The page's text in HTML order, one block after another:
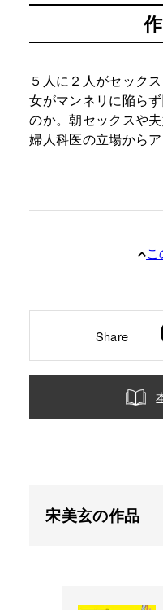
５人に２人がセック
女がマンネリに陥ら
のか。朝セックスや
婦人科医の立場から
Share
宋美玄の作品